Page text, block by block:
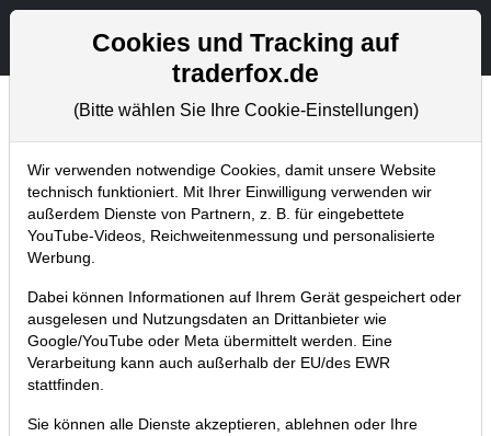
Aktien- und Artikelsuche
Chartanalysen
Home Blog Chartanalysen
Chartanalyse Siemens:
Strategische Zusammenarbeit mit
Salesforce!
14.10.2024 um 14:46 Uhr | P. Uhlschmied
Cookies und Tracking auf
traderfox.de
(Bitte wählen Sie Ihre Cookie-Einstellungen)
Wir verwenden notwendige Cookies, damit unsere Website
technisch funktioniert. Mit Ihrer Einwilligung verwenden wir
außerdem Dienste von Partnern, z. B. für eingebettete
YouTube-Videos, Reichweitenmessung und personalisierte
Werbung.
Dabei können Informationen auf Ihrem Gerät gespeichert oder
ausgelesen und Nutzungsdaten an Drittanbieter wie
Google/YouTube oder Meta übermittelt werden. Eine
Verarbeitung kann auch außerhalb der EU/des EWR
stattfinden.
Sie können alle Dienste akzeptieren, ablehnen oder Ihre